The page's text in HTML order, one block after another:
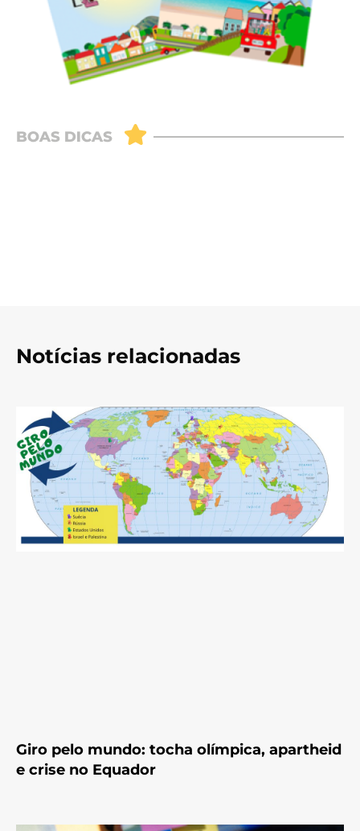
Notícias relacionadas
Giro pelo mundo: tocha olímpica, apartheid
e crise no Equador